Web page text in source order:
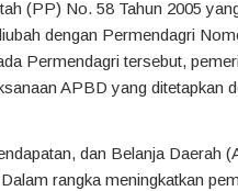
(PP) No. 58 Tahun 2005
dengan Permendagri
Permendagri tersebut,
APBD yang ditetapkan
dan Belanja Daerah
rangka meningkatkan